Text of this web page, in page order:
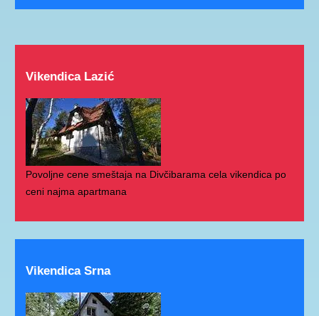
Vikendica Lazić
Povoljne cene smeštaja na Divčibarama cela vikendica po
ceni najma apartmana
Vikendica Srna